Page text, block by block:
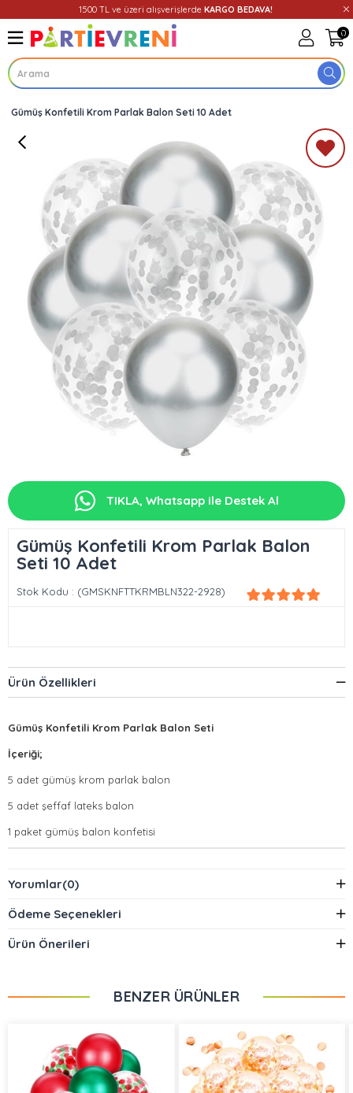
1500 TL ve üzeri alışverişlerde KARGO BEDAVA!
0
Üye Girişi Üye Ol
Gümüş Konfetili Krom Parlak Balon Seti 10 Adet
TIKLA, Whatsapp ile Destek Al
Gümüş Konfetili Krom Parlak Balon
Seti 10 Adet
Stok Kodu (GMSKNFTTKRMBLN322-2928)
Ürün Özellikleri
Gümüş Konfetili Krom Parlak Balon Seti
İçeriği;
5 adet gümüş krom parlak balon
5 adet şeffaf lateks balon
1 paket gümüş balon konfetisi
Yorumlar(0)
Ödeme Seçenekleri
Ürün Önerileri
BENZER ÜRÜNLER